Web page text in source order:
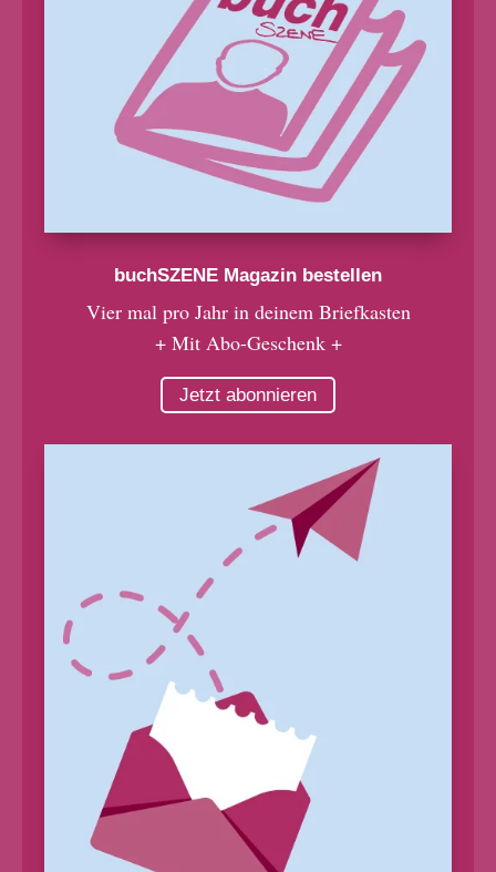
buchSZENE Magazin bestellen
Vier mal pro Jahr in deinem Briefkasten
+ Mit Abo-Geschenk +
Jetzt abonnieren